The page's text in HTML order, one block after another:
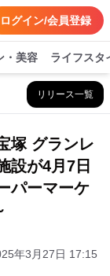
ログイン/会員登録
・美容 ライフスタ
リリース一覧
塚 グランレ
設が4月7日
パーマーケ
年3月27日 17:15